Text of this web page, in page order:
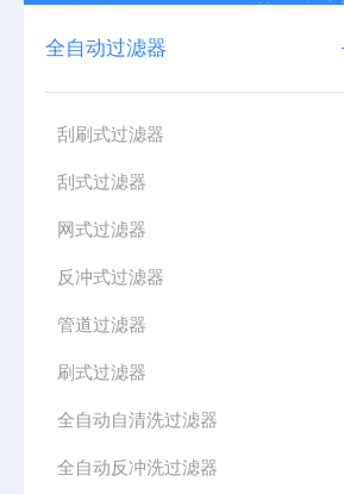
全自动过滤器
刮刷式过滤器
刮式过滤器
网式过滤器
反冲式过滤器
管道过滤器
刷式过滤器
全自动自清洗过滤器
全自动反冲洗过滤器